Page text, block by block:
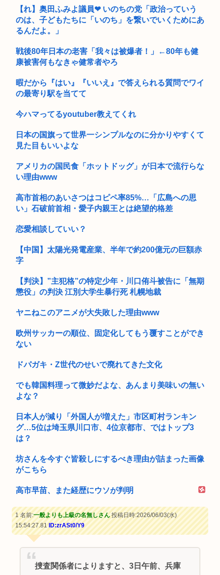
グエン2人逮捕 送電ケーブル2.2トン窃盗
ショートスリーパー「寝たほうがいいよ」の一言にブチギレ
エ口同人音声、ヒロイン死亡エンドがブームに
NIKKEにペルソナが参戦か！？
人)が...
【れ】奥田ふみよ議員❤‍ いのちの党「政治っていう
のは、子どもたちに「いのち」を繋いでいくためにあ
るんだよ。」
戦後80年日本の老害「我々は被爆者！」←80年も健
康被害何もなきゃ健常者やろ
暇だから『はい』『いいえ』で答えられる質問でワイ
の最寄り駅を当てて
今ハマってるyoutuber教えてくれ
日本の国旗って世界一シンプルなのに分かりやすくて
見た目もいいよな
アメリカの国民食「ホットドッグ」が日本で流行らな
い理由www
高市首相のあいさつはコピペ率85%…「広島への思
い」石破前首相・愛子内親王とは絶望的格差
恋愛相談していい？
【中国】太陽光発電産業、半年で約200億元の巨額赤
字
【判決】”主犯格”の特定少年・川口侑斗被告に「無期
懲役」の判決 江別大学生暴行死 札幌地裁
ヤニねこのアニメが大失敗した理由www
欧州サッカーの順位、固定化してもう覆すことができ
ない
ドパガキ・Z世代のせいで廃れてきた文化
でも韓国料理って微妙だよな、あんまり美味いの無い
よな？
日本人が減り「外国人が増えた」市区町村ランキン
グ…5位は埼玉県川口市、4位京都市、ではトップ3
は？
坊さんを今すぐ皆殺しにするべき理由が詰まった画像
がこちら
高市早苗、また経歴にウソが判明
1 名前:一般よりも上級の名無しさん投稿日時:2026/06/03(水)
15:54:27.81ID:zrASt0/Y9
捜査関係者によりますと、3日午前、兵庫